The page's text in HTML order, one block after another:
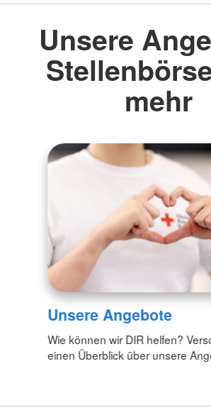
Unsere
mehr
Unsere Angebote
Wie können wir DIR helfen?
einen Überblick über unsere